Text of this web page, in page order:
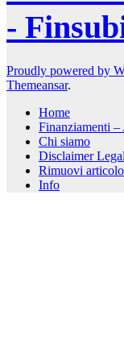
-
Proudly powered by
Themeansar.
Home
Finanziamenti
Chi siamo
Disclaimer
Rimuovi articolo
Info